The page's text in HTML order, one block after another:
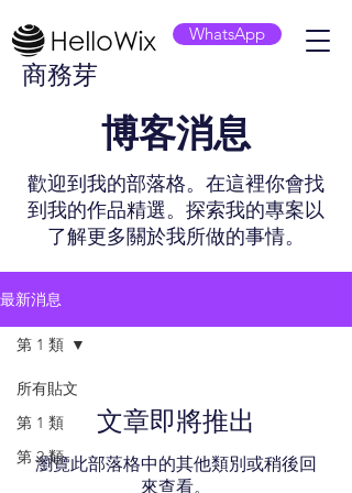
商務芽
WhatsApp
​博客消息
歡迎到我的部落格。在這裡你會找
到我的作品精選。探索我的專案以
了解更多關於我所做的事情。
最新消息
所有貼文
第 1 類
第 2 類
第 1 類
文章即將推出
瀏覽此部落格中的其他類別或稍後回
來查看。